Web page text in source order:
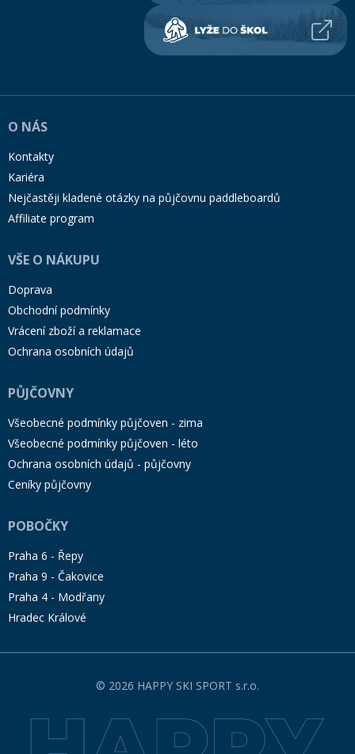
O NÁS
Kontakty
Kariéra
Nejčastěji kladené otázky na půjčovnu paddleboardů
Affiliate program
VŠE O NÁKUPU
Doprava
Obchodní podmínky
Vrácení zboží a reklamace
Ochrana osobních údajů
PŮJČOVNY
Všeobecné podmínky půjčoven - zima
Všeobecné podmínky půjčoven - léto
Ochrana osobních údajů - půjčovny
Ceníky půjčovny
POBOČKY
Praha 6 - Řepy
Praha 9 - Čakovice
Praha 4 - Modřany
Hradec Králové
© 2026 HAPPY SKI SPORT s.r.o.